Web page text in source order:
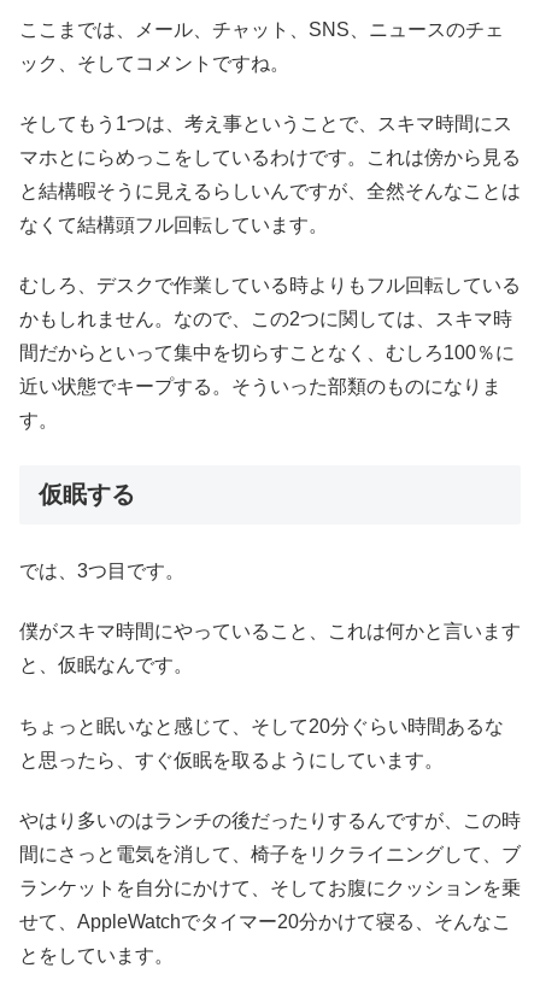
ここまでは、メール、チャット、SNS、ニュースのチェ
ック、そしてコメントですね。
そしてもう1つは、考え事ということで、スキマ時間にス
マホとにらめっこをしているわけです。これは傍から見る
と結構暇そうに見えるらしいんですが、全然そんなことは
なくて結構頭フル回転しています。
むしろ、デスクで作業している時よりもフル回転している
かもしれません。なので、この2つに関しては、スキマ時
間だからといって集中を切らすことなく、むしろ100％に
近い状態でキープする。そういった部類のものになりま
す。
仮眠する
では、3つ目です。
僕がスキマ時間にやっていること、これは何かと言います
と、仮眠なんです。
ちょっと眠いなと感じて、そして20分ぐらい時間あるな
と思ったら、すぐ仮眠を取るようにしています。
やはり多いのはランチの後だったりするんですが、この時
間にさっと電気を消して、椅子をリクライニングして、ブ
ランケットを自分にかけて、そしてお腹にクッションを乗
せて、AppleWatchでタイマー20分かけて寝る、そんなこ
とをしています。